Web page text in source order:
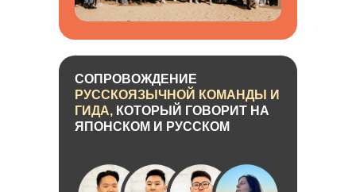
СОПРОВОЖДЕНИЕ
РУССКОЯЗЫЧНОЙ КОМАНДЫ И
ГИДА, КОТОРЫЙ ГОВОРИТ НА
ЯПОНСКОМ И РУССКОМ